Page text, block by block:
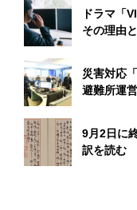
ドラマ「
その理由
災害対応
避難所運
9月2日に
訳を読む